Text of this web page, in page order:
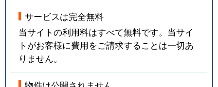
サービスは完全無料
当サイトの利用料はすべて無料です。当サイ
トがお客様に費用をご請求することは一切あ
りません。